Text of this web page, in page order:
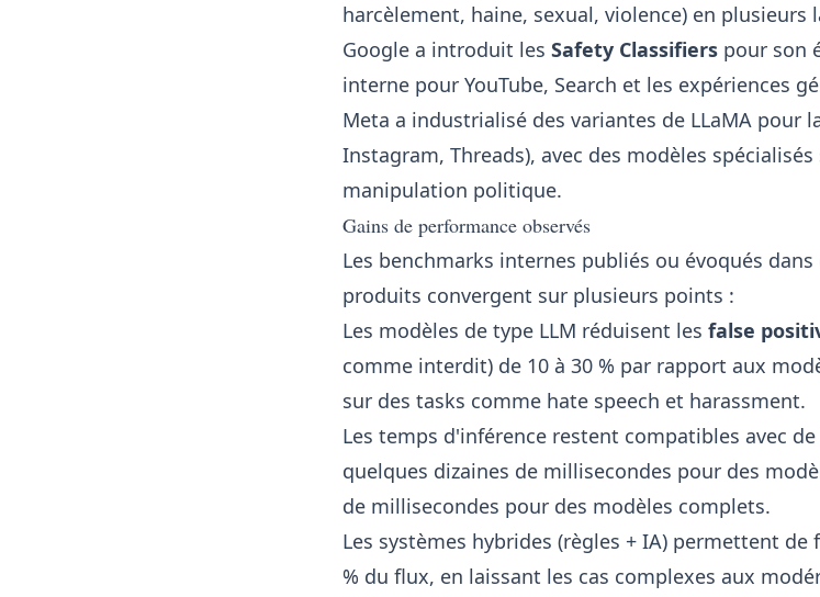
harcèlement, haine, sexual, violence) en plusieurs
Google a introduit les Safety Classifiers pour son
interne pour YouTube, Search et les expériences
Meta a industrialisé des variantes de LLaMA pour
Instagram, Threads), avec des modèles
manipulation politique.
Gains de performance observés
Les benchmarks internes publiés ou évoqués
produits convergent sur plusieurs points :
Les modèles de type LLM réduisent les false
comme interdit) de 10 à 30 % par rapport aux
sur des tasks comme hate speech et harassment.
Les temps d'inférence restent compatibles avec
quelques dizaines de millisecondes pour des
de millisecondes pour des modèles complets.
Les systèmes hybrides (règles + IA) permettent
% du flux, en laissant les cas complexes aux